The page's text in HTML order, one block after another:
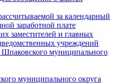
за календарный
заработной плате
заместителей и главных
учреждений
муниципального
муниципального округа